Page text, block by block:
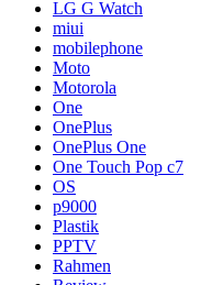
LG G Watch
miui
mobilephone
Moto
Motorola
One
OnePlus
OnePlus One
One Touch Pop c7
OS
p9000
Plastik
PPTV
Rahmen